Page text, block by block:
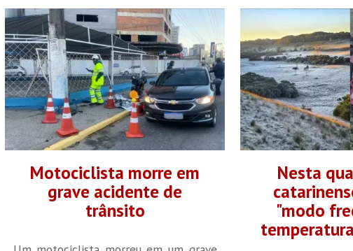
Motociclista morre em
grave acidente de
trânsito
Nesta
"modo